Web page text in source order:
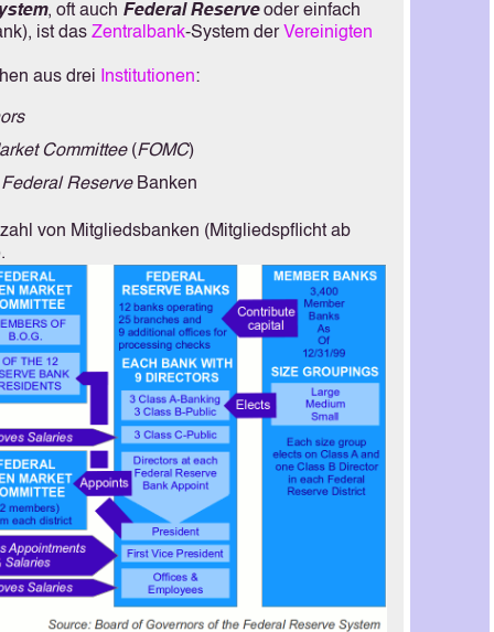
, oft auch Federal Reserveoder einfach
ist dasZentralbank-System der Vereinigten
aus drei Institutionen:
Committee(FOMC)
Federal ReserveBanken
von Mitgliedsbanken (Mitgliedspflicht ab